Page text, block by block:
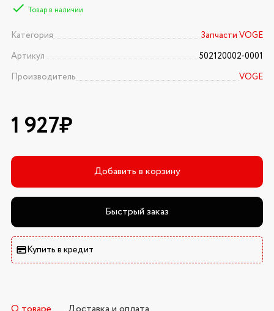
Товар в наличии
Категория
Запчасти VOGE
Артикул
502120002-0001
Производитель
VOGE
1 927₽
Добавить в корзину
Быстрый заказ
Купить в кредит